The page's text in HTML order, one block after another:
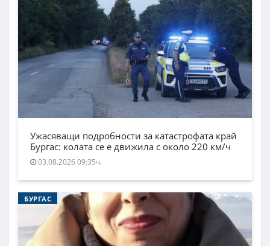
Ужасяващи подробности за катастрофата край
Бургас: колата се е движила с около 220 км/ч
03.08.2026 09:35ч.
БУРГАС